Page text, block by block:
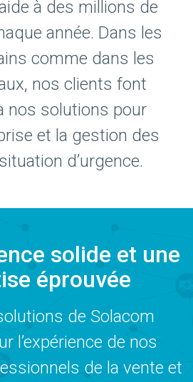
à des millions de
année. Dans les
comme dans les
nos clients font
nos solutions pour
et la gestion des
d’urgence.
solide et une
éprouvée
de Solacom
l’expérience de nos
de la vente et